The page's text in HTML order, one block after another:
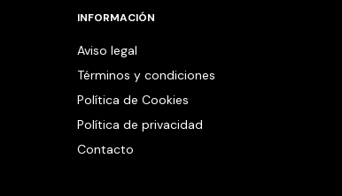
INFORMACIÓN
Aviso legal
Términos y condiciones
Política de Cookies
Política de privacidad
Contacto